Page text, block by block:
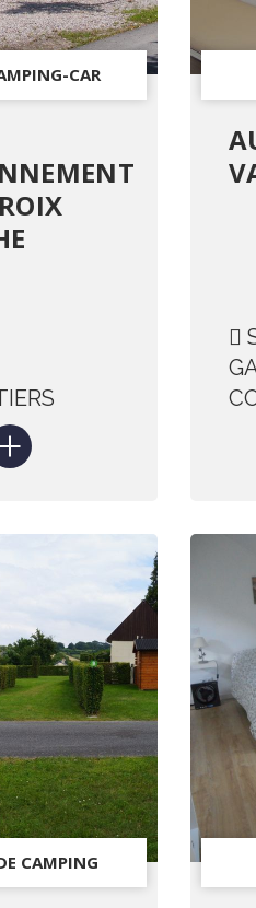
CAR
CAMPING